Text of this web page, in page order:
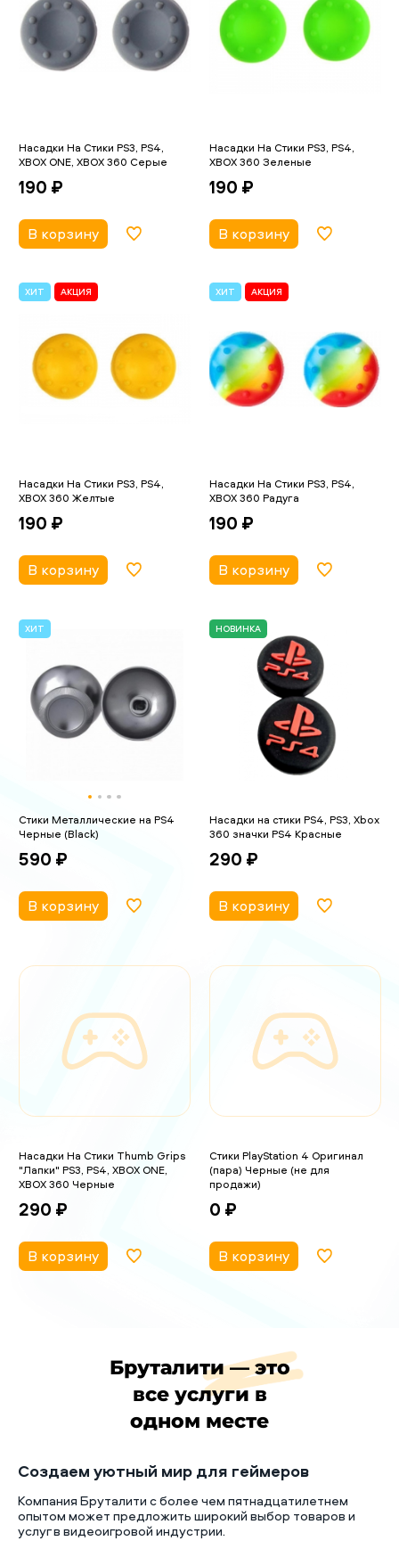
Насадки На Стики PS3, PS4,
XBOX ONE, XBOX 360 Серые
190 ₽
В корзину
Насадки На Стики PS3, PS4,
XBOX 360 Зеленые
190 ₽
В корзину
ХИТ АКЦИЯ
Насадки На Стики PS3, PS4,
XBOX 360 Желтые
190 ₽
В корзину
ХИТ АКЦИЯ
Насадки На Стики PS3, PS4,
XBOX 360 Радуга
190 ₽
В корзину
ХИТ
Стики Металлические на PS4
Черные (Black)
590 ₽
В корзину
НОВИНКА
Насадки на стики PS4, PS3, Xbox
360 значки PS4 Красные
290 ₽
В корзину
Насадки На Стики Thumb Grips
"Лапки" PS3, PS4, XBOX ONE,
XBOX 360 Черные
290 ₽
В корзину
Стики PlayStation 4 Оригинал
(пара) Черные (не для
продажи)
0 ₽
В корзину
Бруталити — это
все услуги в
одном месте
Создаем уютный мир для геймеров
Компания Бруталити с более чем пятнадцатилетнем
опытом может предложить широкий выбор товаров и
услуг в видеоигровой индустрии.